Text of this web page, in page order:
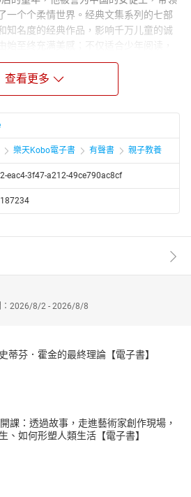
一个个柔情世界。经典文集系列的七部
知名度的经典作品，影响千万儿童的诚
始至终充满美感；不仅适合少年阅读，
小学教师推荐阅读图书，荣获多项大
Published in paper format in China
Press, recorded by Storyside 2021.
查看更多
樂天Kobo電子書 有聲書 親子教養
eac4-3f47-a212-49ce790ac8cf
：2026/8/2 - 2026/8/8
蒂芬．霍金的最終理論【電子書】
課：透過故事，走進藝術家創作現場，
、如何形塑人類生活【電子書】